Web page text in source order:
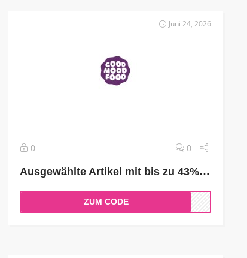
Juni 24, 2026
0 0
Ausgewählte Artikel mit bis zu 43% Rabatt sichern
ZUM CODE